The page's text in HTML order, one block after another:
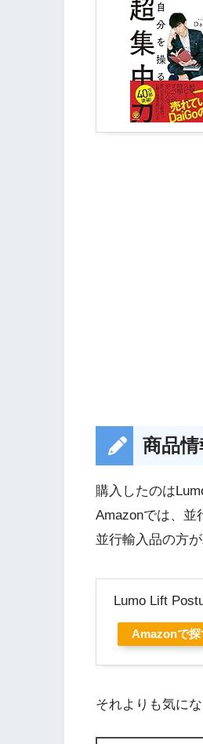
商品情
購入したのは
Amazonでは、並
並行輸入品の方
Lumo Lift
Amazonで探
それよりも気に